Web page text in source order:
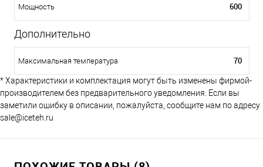
Мощность 600
Дополнительно
Максимальная температура 70
* Характеристики и комплектация могут быть изменены фирмой-
производителем без предварительного уведомления. Если вы
заметили ошибку в описании, пожалуйста, сообщите нам по адресу
sale@iceteh.ru